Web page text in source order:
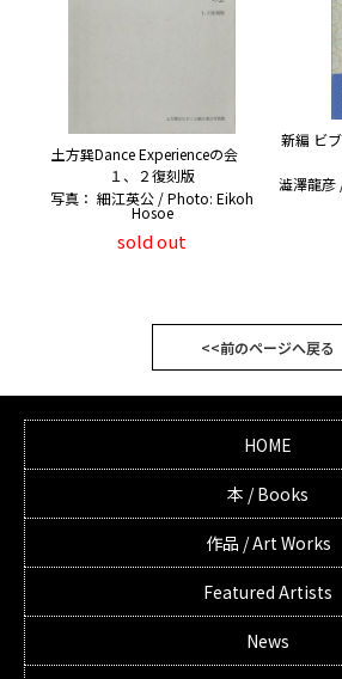
土方巽Dance Experienceの会
１、２復刻版
写真： 細江英公 / Photo: Eikoh
Hosoe
sold out
新編 ビ
澁澤龍彦
<<前のページへ戻る
HOME
本 / Books
作品 / Art Works
Featured Artists
News